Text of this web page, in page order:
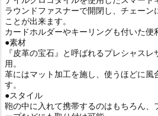
ラウンドファスナーで開閉し、チェーン
ことが出来ます。
カードホルダーやキーリングも付いた便
●素材
『皮革の宝石』と呼ばれるプレシャス
用。
革にはマット加工を施し、使うほどに風
す。
●スタイル
鞄の中に入れて携帯するのはもちろん、